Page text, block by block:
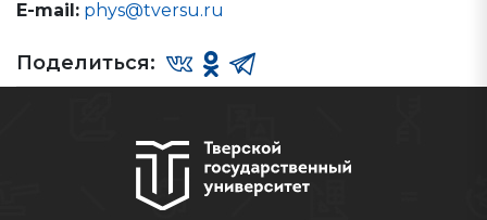
E-mail: phys@tversu.ru
Поделиться: